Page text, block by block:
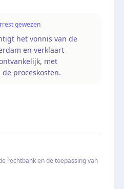
gewezen
het vonnis van de
en verklaart
met
proceskosten.
rechtbank en de toepassing van